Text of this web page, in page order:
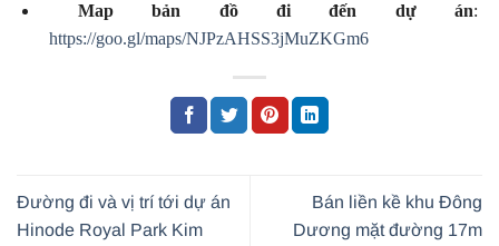
Map bản đồ đi đến dự án:
https://goo.gl/maps/NJPzAHSS3jMuZKGm6
Đường đi và vị trí tới dự án
Hinode Royal Park Kim
Bán liền kề khu Đông
Dương mặt đường 17m